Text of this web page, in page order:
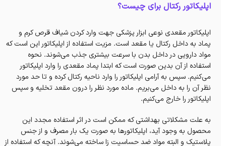
اپلیکاتور رکتال برای چیست؟
اپلیکاتور مقعدی نوعی ابزار پزشکی جهت وارد کردن شیاف قرص کرم و
پماد به داخل رکتال یا مقعد است. مزیت استفاده از اپلیکاتور این است که
مواد دارویی در داخل بدن با سرعت بیشتری جذب می‌شوند. نحوه
استفاده از آن بدین صورت است که ابتدا پماد مقعدی را وارد اپلیکاتور
می‌کنیم. سپس به آرامی اپلیکاتور را وارد ناحیه رکتال کرده و تا حد مورد
نظر آن را به داخل می‌بریم. ماده مورد نظر را درون مقعد تخلیه و سپس
اپلیکاتور را خارج می‌کنیم.
به علت مشکلاتی بهداشتی که ممکن است در اثر استفاده مجدد این
محصول به وجود آید، اپلیکاتورها به صورت یک بار مصرف و از جنس
پلاستیک و البته مواد ضد حساسیت زا ساخته می‌شوند. آنچه که استفاده از